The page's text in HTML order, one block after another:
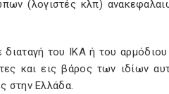
(λογιστές κλπ)
διαταγή του ΙΚΑ ή του
και εις βάρος των ιδίων
στην Ελλάδα.